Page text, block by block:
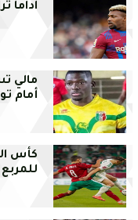
اداما
مالي
أمام
كأس